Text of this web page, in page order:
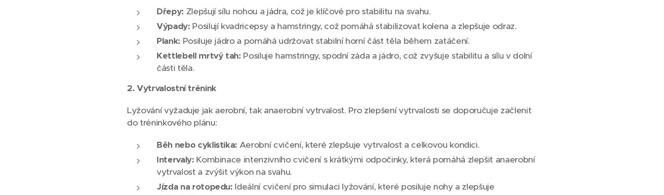
Dřepy: Zlepšují sílu nohou a jádra, což je klíčové pro stabilitu na svahu.
Výpady: Posilují kvadricepsy a hamstringy, což pomáhá stabilizovat kolena a zlepšuje odraz.
Plank: Posiluje jádro a pomáhá udržovat stabilní horní část těla během zatáčení.
Kettlebell mrtvý tah: Posiluje hamstringy, spodní záda a jádro, což zvyšuje stabilitu a sílu v dolní
části těla.
2. Vytrvalostní trénink
Lyžování vyžaduje jak aerobní, tak anaerobní vytrvalost. Pro zlepšení vytrvalosti se doporučuje začlenit
do tréninkového plánu:
Běh nebo cyklistika: Aerobní cvičení, které zlepšuje vytrvalost a celkovou kondici.
Intervaly: Kombinace intenzivního cvičení s krátkými odpočinky, která pomáhá zlepšit anaerobní
vytrvalost a zvýšit výkon na svahu.
Jízda na rotopedu: Ideální cvičení pro simulaci lyžování, které posiluje nohy a zlepšuje